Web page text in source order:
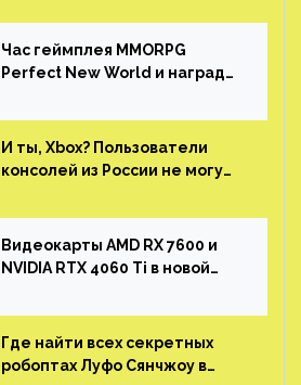
китайской таможни
Час геймплея MMORPG
Perfect New World и награды
И ты, Xbox? Пользователи
консолей из России не могут
Видеокарты AMD RX 7600 и
NVIDIA RTX 4060 Ti в новой
Где найти всех секретных
робоптах Луфо Сянчжоу в